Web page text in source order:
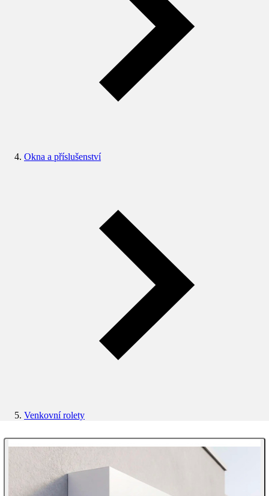
Okna a příslušenství
Venkovní rolety